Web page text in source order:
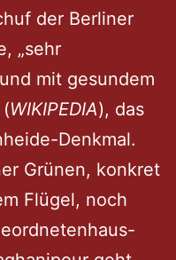
der Berliner
„sehr
mit gesundem
WIKIPEDIA), das
Denkmal.
Grünen, konkret
Flügel, noch